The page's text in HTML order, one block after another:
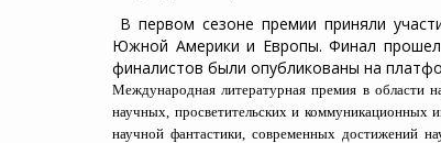
В первом сезоне премии приняли
Южной Америки и Европы. Финал
финалистов были опубликованы на
Международная литературная премия в области
научных, просветительских и коммуникационных
научной фантастики, современных достижений